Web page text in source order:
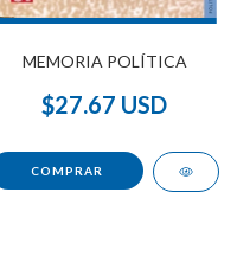
MEMORIA POLÍTICA
$27.67 USD